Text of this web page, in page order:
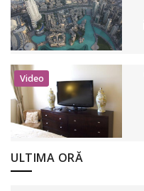
Video
ULTIMA ORĂ